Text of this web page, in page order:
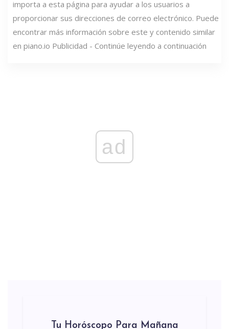
importa a esta página para ayudar a los usuarios a
proporcionar sus direcciones de correo electrónico. Puede
encontrar más información sobre este y contenido similar
en piano.io Publicidad - Continúe leyendo a continuación
ad
Tu Horóscopo Para Mañana